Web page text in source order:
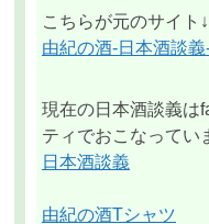
こちらが元のサイト↓
由紀の酒-日本酒談義
現在の日本酒談義は
ティでおこなってい
日本酒談義
由紀の酒Tシャツ